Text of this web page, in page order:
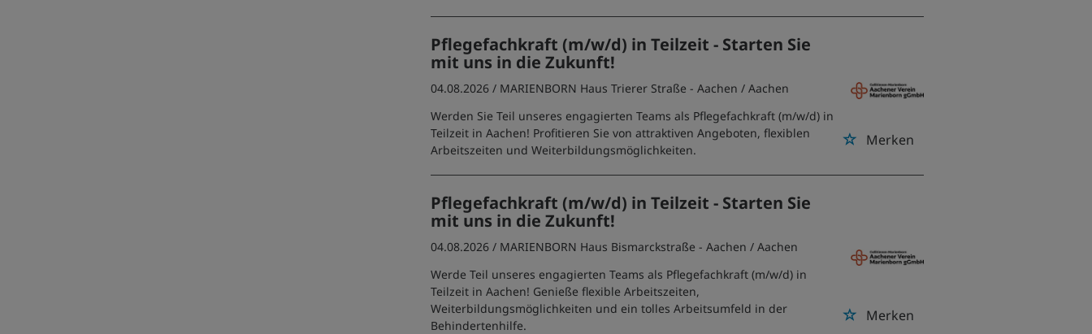
Pflegefachkraft (m/w/d) in Teilzeit - Starten Sie
mit uns in die Zukunft!
Merken
04.08.2026 / MARIENBORN Haus Trierer Straße - Aachen / Aachen
Werden Sie Teil unseres engagierten Teams als Pflegefachkraft (m/w/d) in
Teilzeit in Aachen! Profitieren Sie von attraktiven Angeboten, flexiblen
Arbeitszeiten und Weiterbildungsmöglichkeiten.
Pflegefachkraft (m/w/d) in Teilzeit - Starten Sie
mit uns in die Zukunft!
Merken
04.08.2026 / MARIENBORN Haus Bismarckstraße - Aachen / Aachen
Werde Teil unseres engagierten Teams als Pflegefachkraft (m/w/d) in
Teilzeit in Aachen! Genieße flexible Arbeitszeiten,
Weiterbildungsmöglichkeiten und ein tolles Arbeitsumfeld in der
Behindertenhilfe.